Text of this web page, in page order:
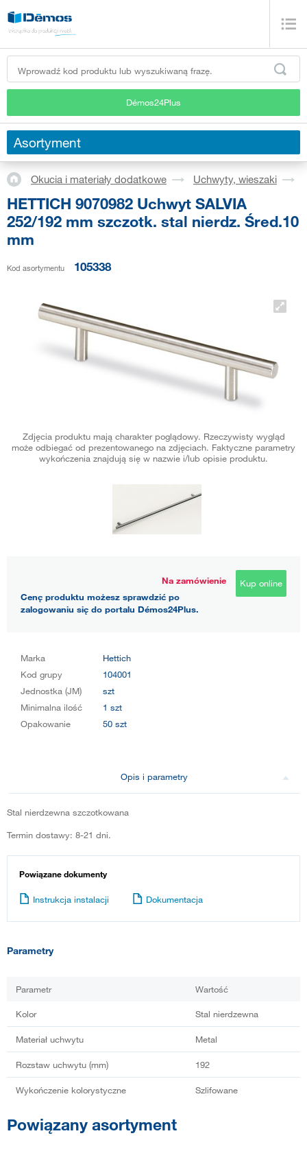
Démos24Plus
Asortyment
Okucia i materiały dodatkowe Uchwyty, wieszaki
HETTICH 9070982 Uchwyt SALVIA
252/192 mm szczotk. stal nierdz. Śred.10
mm
Kod asortymentu 105338
Zdjęcia produktu mają charakter poglądowy. Rzeczywisty wygląd
może odbiegać od prezentowanego na zdjęciach. Faktyczne parametry
wykończenia znajdują się w nazwie i/lub opisie produktu.
Na zamówienie
Cenę produktu możesz sprawdzić po
zalogowaniu się do portalu Démos24Plus.
Kup online
Marka
Hettich
Kod grupy
104001
Jednostka (JM)
szt
Minimalna ilość
1 szt
Opakowanie
50 szt
Opis i parametry
Stal nierdzewna szczotkowana
Termin dostawy: 8-21 dni.
Powiązane dokumenty
Instrukcja instalacji Dokumentacja
Parametry
Parametr Wartość
Kolor Stal nierdzewna
Materiał uchwytu Metal
Rozstaw uchwytu (mm) 192
Wykończenie kolorystyczne Szlifowane
Powiązany asortyment